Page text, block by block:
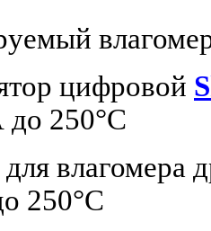
цифровой
до 250°C
влагомера
250°C